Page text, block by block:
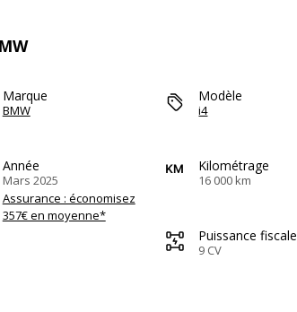
Marque
BMW
Modèle
i4
Année
Mars 2025
Assurance : économisez
357€ en moyenne*
Kilométrage
16 000 km
Puissance fiscale
9 CV